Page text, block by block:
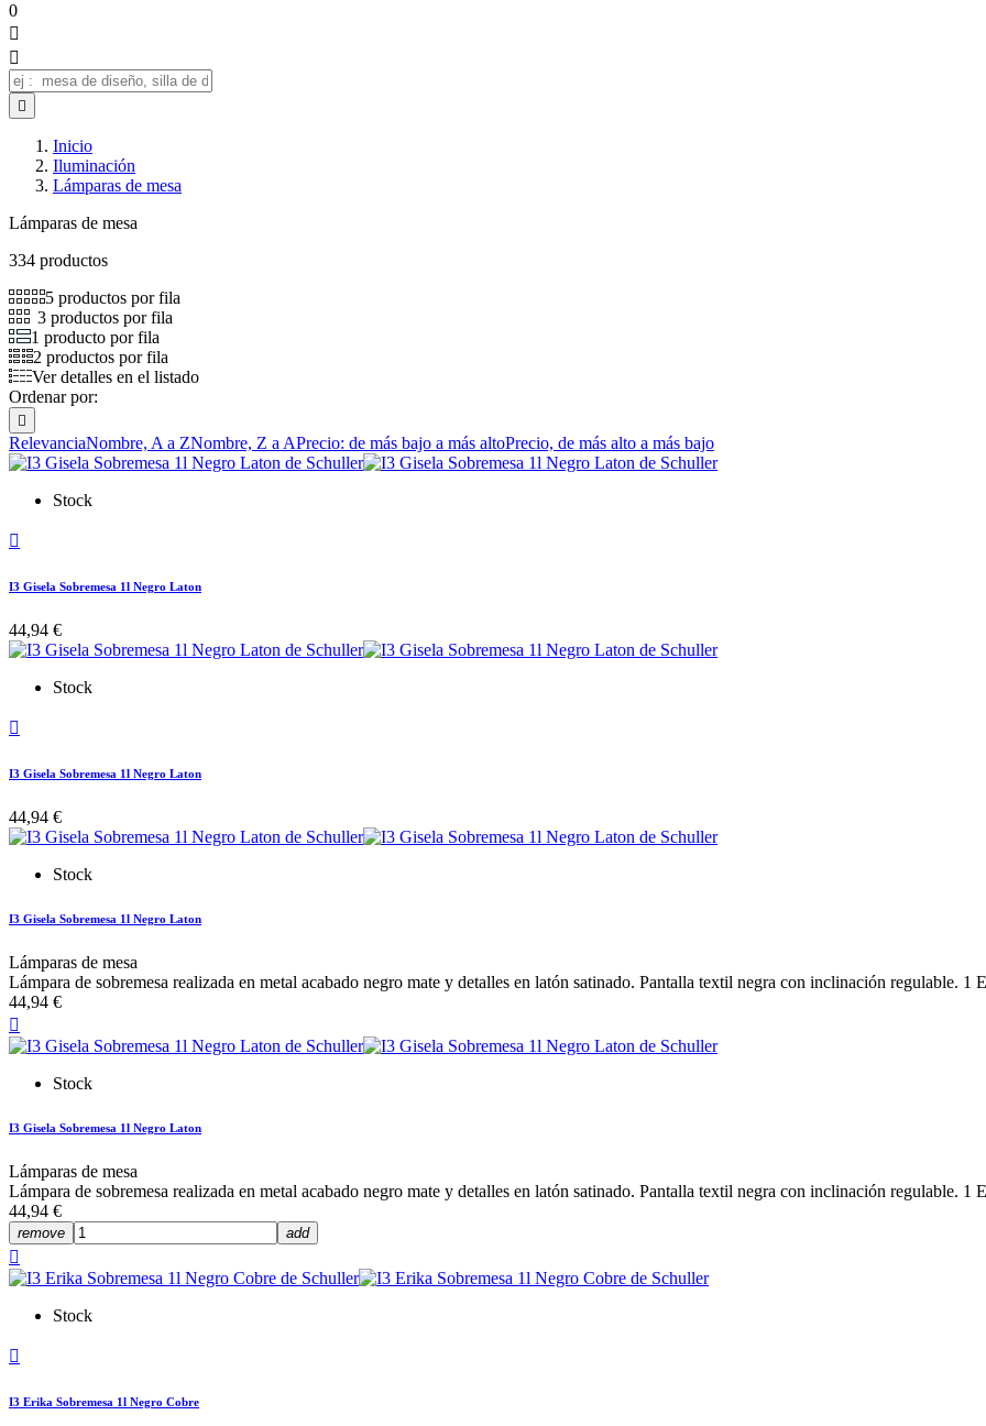
0



Inicio
Iluminación
Lámparas de mesa
Lámparas de mesa
334 productos
5 productos por fila
3 productos por fila
1 producto por fila
2 productos por fila
Ver detalles en el listado
Ordenar por:

RelevanciaNombre, A a ZNombre, Z a APrecio: de más bajo a más altoPrecio, de más alto a más bajo
Stock

I3 Gisela Sobremesa 1l Negro Laton
44,94 €
Stock

I3 Gisela Sobremesa 1l Negro Laton
44,94 €
Stock
I3 Gisela Sobremesa 1l Negro Laton
Lámparas de mesa
Lámpara de sobremesa realizada en metal acabado negro mate y detalles en latón satinado. Pantalla textil negra con inclinación regulable. 1
44,94 €

Stock
I3 Gisela Sobremesa 1l Negro Laton
Lámparas de mesa
Lámpara de sobremesa realizada en metal acabado negro mate y detalles en latón satinado. Pantalla textil negra con inclinación regulable. 1
44,94 €
remove add

Stock

I3 Erika Sobremesa 1l Negro Cobre